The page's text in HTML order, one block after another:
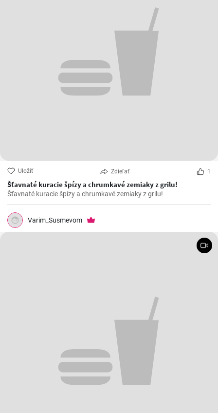
Uložiť Zdieľať 1
Šťavnaté kuracie špízy a chrumkavé zemiaky z grilu!
Šťavnaté kuracie špízy a chrumkavé zemiaky z grilu!
Varim_Susmevom